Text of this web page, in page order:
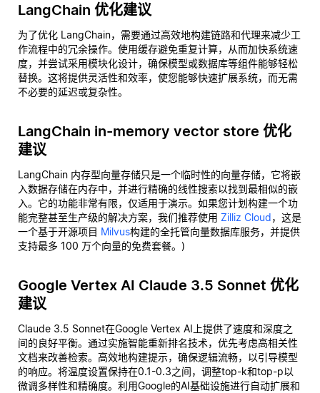
LangChain 优化建议
为了优化 LangChain，需要通过高效地构建链路和代理来减少工
作流程中的冗余操作。使用缓存避免重复计算，从而加快系统速
度，并尝试采用模块化设计，确保模型或数据库等组件能够轻松
替换。这将提供灵活性和效率，使您能够快速扩展系统，而无需
不必要的延迟或复杂性。
LangChain in-memory vector store 优化
建议
LangChain 内存型向量存储只是一个临时性的向量存储，它将嵌
入数据存储在内存中，并进行精确的线性搜索以找到最相似的嵌
入。它的功能非常有限，仅适用于演示。如果您计划构建一个功
能完整甚至生产级的解决方案，我们推荐使用 Zilliz Cloud，这是
一个基于开源项目 Milvus构建的全托管向量数据库服务，并提供
支持最多 100 万个向量的免费套餐。)
Google Vertex AI Claude 3.5 Sonnet 优化
建议
Claude 3.5 Sonnet在Google Vertex AI上提供了速度和深度之
间的良好平衡。通过实施智能重新排名技术，优先考虑高相关性
文档来改善检索。高效地构建提示，确保逻辑流畅，以引导模型
的响应。将温度设置保持在0.1-0.3之间，调整top-k和top-p以
微调多样性和精确度。利用Google的AI基础设施进行自动扩展和